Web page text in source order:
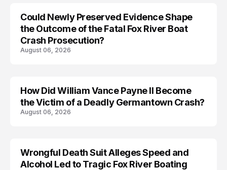
Could Newly Preserved Evidence Shape
the Outcome of the Fatal Fox River Boat
Crash Prosecution?
August 06, 2026
ACCIDENT
How Did William Vance Payne II Become
the Victim of a Deadly Germantown Crash?
August 06, 2026
ARRESTED
Wrongful Death Suit Alleges Speed and
Alcohol Led to Tragic Fox River Boating